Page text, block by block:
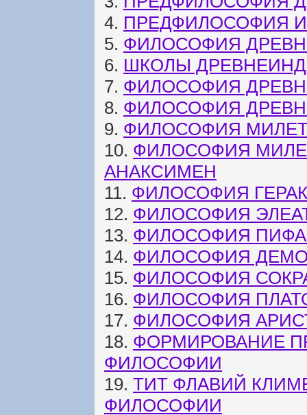
4. ПРЕДФИЛОСОФИЯ
5. ФИЛОСОФИЯ
6. ШКОЛЫ
7. ФИЛОСОФИЯ
8. ФИЛОСОФИЯ
9. ФИЛОСОФИЯ
10. ФИЛОСОФИЯ
АНАКСИМЕН
11. ФИЛОСОФИЯ
12. ФИЛОСОФИЯ
13. ФИЛОСОФИЯ
14. ФИЛОСОФИЯ
15. ФИЛОСОФИЯ
16. ФИЛОСОФИЯ
17. ФИЛОСОФИЯ
18. ФОРМИРОВАНИЕ
ФИЛОСОФИИ
19. ТИТ ФЛАВИЙ
ФИЛОСОФИИ